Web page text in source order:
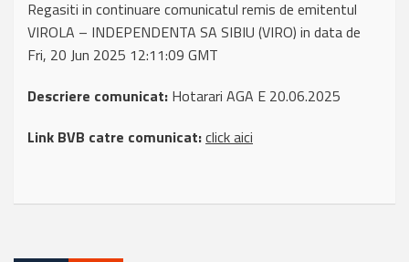
Regasiti in continuare comunicatul remis de emitentul
VIROLA – INDEPENDENTA SA SIBIU (VIRO) in data de
Fri, 20 Jun 2025 12:11:09 GMT
Descriere comunicat: Hotarari AGA E 20.06.2025
Link BVB catre comunicat:click aici